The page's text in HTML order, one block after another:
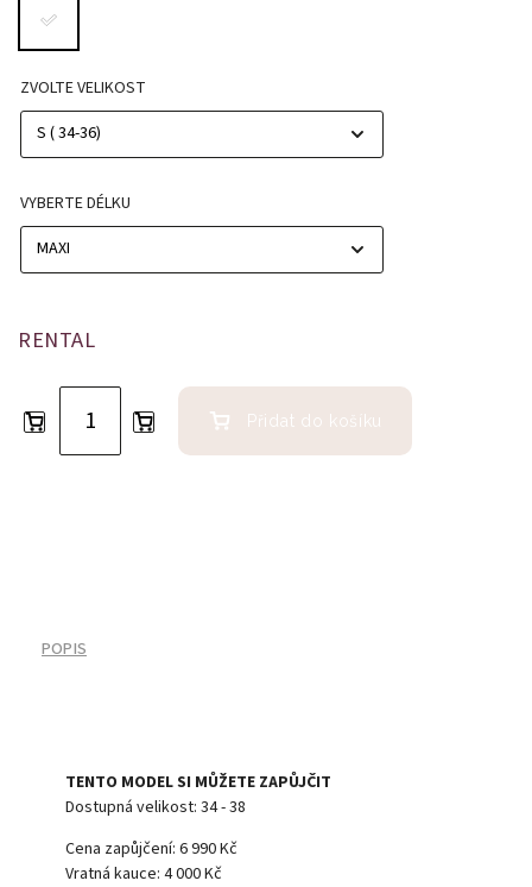
ZVOLTE VELIKOST
VYBERTE DÉLKU
RENTAL
Přidat do košíku
POPIS
TENTO MODEL SI MŮŽETE ZAPŮJČIT
Dostupná velikost: 34 - 38
Cena zapůjčení: 6 990 Kč
Vratná kauce: 4 000 Kč